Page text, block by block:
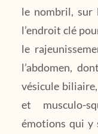
le nombril, sur
l’endroit clé
le
l’abdomen,
vésicule
et musculo-
émotions qui y